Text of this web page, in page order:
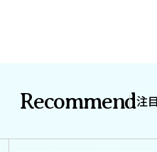
Recommend注